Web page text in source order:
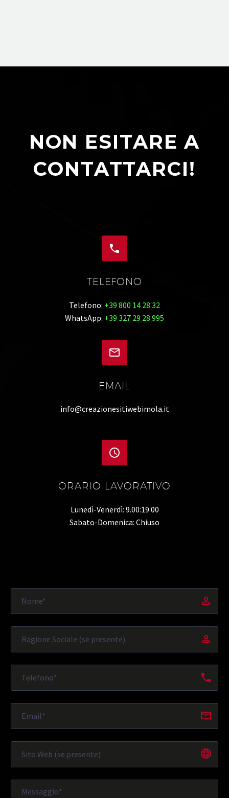
NON ESITARE A
CONTATTARCI!


TELEFONO
Telefono: +39 800 14 28 32
WhatsApp: +39 327 29 28 995


EMAIL
info@creazionesitiwebimola.it


ORARIO LAVORATIVO
Lunedì-Venerdì: 9.00:19.00
Sabato-Domenica: Chiuso